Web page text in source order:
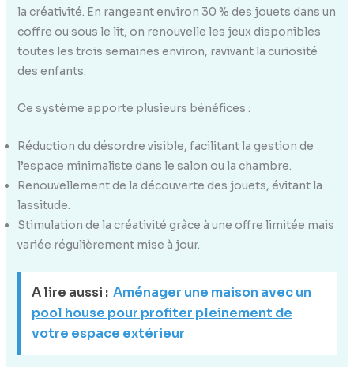
la créativité. En rangeant environ 30 % des jouets dans un
coffre ou sous le lit, on renouvelle les jeux disponibles
toutes les trois semaines environ, ravivant la curiosité
des enfants.
Ce système apporte plusieurs bénéfices :
Réduction du désordre visible, facilitant la gestion de
l’espace minimaliste dans le salon ou la chambre.
Renouvellement de la découverte des jouets, évitant la
lassitude.
Stimulation de la créativité grâce à une offre limitée mais
variée régulièrement mise à jour.
A lire aussi : Aménager une maison avec un
pool house pour profiter pleinement de
votre espace extérieur